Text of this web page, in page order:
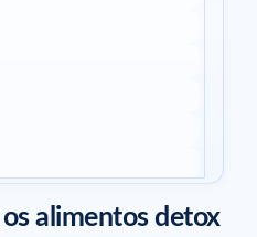
alimentos detox